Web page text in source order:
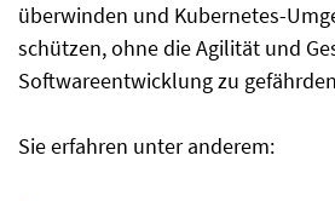
überwinden und Kubernetes-
schützen, ohne die Agilität und
Softwareentwicklung zu
Sie erfahren unter anderem: